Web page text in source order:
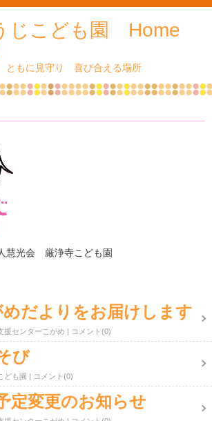
じこども園 Home
ともに見守り 喜び合える場所
慧光会 厳浄寺こども園
だよりをお届けします
援センターこがめ コメント(0)
び
ども園 コメント(0)
定変更のお知らせ